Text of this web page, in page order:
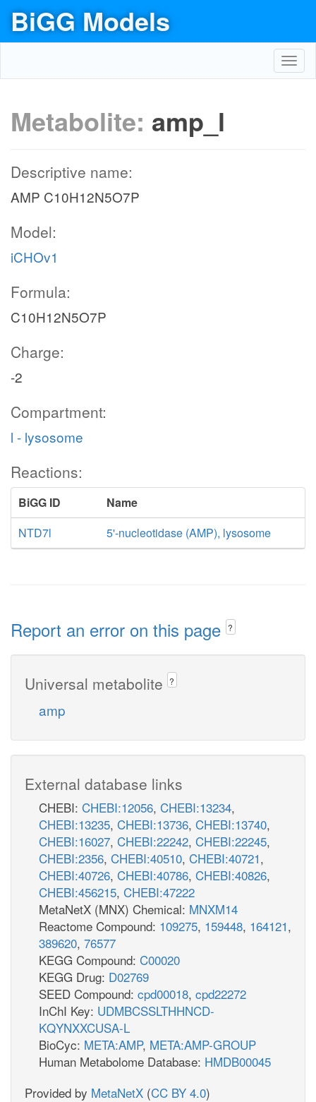
BiGG Models
Metabolite: amp_l
Descriptive name:
AMP C10H12N5O7P
Model:
iCHOv1
Formula:
C10H12N5O7P
Charge:
-2
Compartment:
l - lysosome
Reactions:
BiGG ID
Name
NTD7l
5'-nucleotidase (AMP), lysosome
Report an error on this page ?
Universal metabolite ?
amp
External database links
CHEBI: CHEBI:12056, CHEBI:13234,
CHEBI:13235, CHEBI:13736, CHEBI:13740,
CHEBI:16027, CHEBI:22242, CHEBI:22245,
CHEBI:2356, CHEBI:40510, CHEBI:40721,
CHEBI:40726, CHEBI:40786, CHEBI:40826,
CHEBI:456215, CHEBI:47222
MetaNetX (MNX) Chemical: MNXM14
Reactome Compound: 109275, 159448, 164121,
389620, 76577
KEGG Compound: C00020
KEGG Drug: D02769
SEED Compound: cpd00018, cpd22272
InChI Key: UDMBCSSLTHHNCD-
KQYNXXCUSA-L
BioCyc: META:AMP, META:AMP-GROUP
Human Metabolome Database: HMDB00045
Provided by MetaNetX (CC BY 4.0)